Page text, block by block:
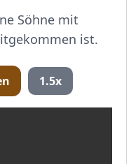
Söhne mit
ist.
1.5x